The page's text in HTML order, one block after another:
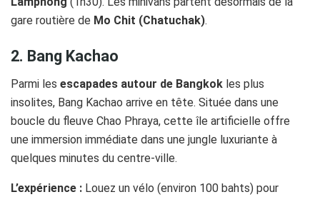
gare routière de Mo Chit (Chatuchak).
2. Bang Kachao
Parmi les escapades autour de Bangkok les plus
insolites, Bang Kachao arrive en tête. Située dans une
boucle du fleuve Chao Phraya, cette île artificielle offre
une immersion immédiate dans une jungle luxuriante à
quelques minutes du centre-ville.
L’expérience : Louez un vélo (environ 100 bahts) pour